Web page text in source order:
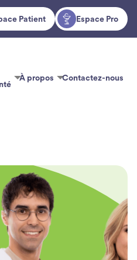
Patient Espace Pro
À propos Contactez-nous